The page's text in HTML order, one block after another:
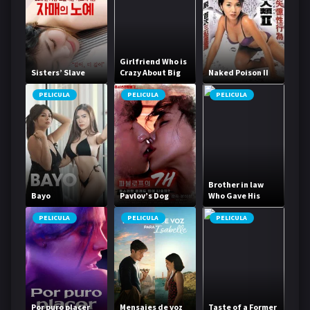
Sisters’ Slave
Girlfriend Who is
Crazy About Big
Things
Naked Poison II
PELICULA
Bayo
PELICULA
Pavlov’s Dog
PELICULA
Brother in law
Who Gave His
Sister in law a
Little Sex
PELICULA
Por puro placer
PELICULA
Mensajes de voz
PELICULA
Taste of a Former